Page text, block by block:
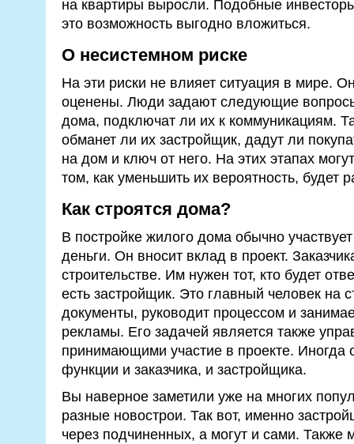
на квартиры выросли. Подобные
это возможность выгодно вложиться.
О несистемном риске
На эти риски не влияет ситуация в мире.
оценены. Люди задают следующие
дома, подключат ли их к коммуникациям.
обманет ли их застройщик, дадут ли
на дом и ключ от него. На этих этапах
том, как уменьшить их вероятность, будет
Как строятся дома?
В постройке жилого дома обычно участвует
деньги. Он вносит вклад в проект.
строительстве. Им нужен тот, кто будет
есть застройщик. Это главный человек на
документы, руководит процессом и
рекламы. Его задачей является также
принимающими участие в проекте. Иногда
функции и заказчика, и застройщика.
Вы наверное заметили уже на многих
разные новострои. Так вот, именно
через подчиненных, а могут и сами. Также